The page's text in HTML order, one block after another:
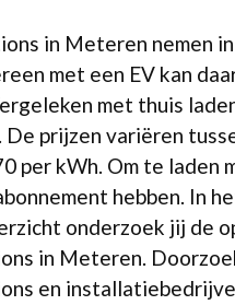
in Meteren nemen
met een EV kan
met thuis
De prijzen variëren
per kWh. Om te laden
hebben. In
onderzoek jij de
in Meteren.
en